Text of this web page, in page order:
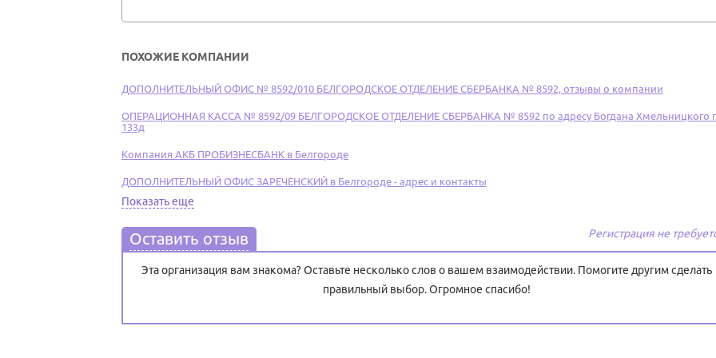
ПОХОЖИЕ КОМПАНИИ
ДОПОЛНИТЕЛЬНЫЙ ОФИС № 8592/010 БЕЛГОРОДСКОЕ ОТДЕЛЕНИЕ СБЕРБАНКА № 8592, отзывы о компании
ОПЕРАЦИОННАЯ КАССА № 8592/09 БЕЛГОРОДСКОЕ ОТДЕЛЕНИЕ СБЕРБАНКА № 8592 по адресу Богдана Хмельницкого
133д
Компания АКБ ПРОБИЗНЕСБАНК в Белгороде
ДОПОЛНИТЕЛЬНЫЙ ОФИС ЗАРЕЧЕНСКИЙ в Белгороде - адрес и контакты
Показать еще
Регистрация не
Оставить отзыв
Эта организация вам знакома? Оставьте несколько слов о вашем взаимодействии. Помогите другим сделать
правильный выбор. Огромное спасибо!